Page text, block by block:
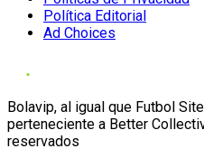
Política Editorial
Ad Choices
Bolavip, al igual que Futbol
perteneciente a Better
reservados